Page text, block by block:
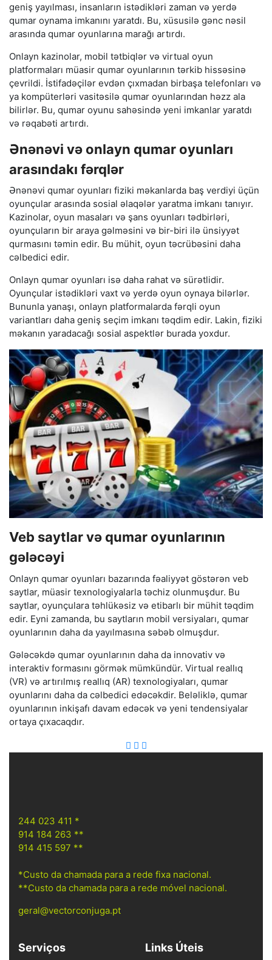
geniş yayılması, insanların istədikləri zaman və yerdə
qumar oynama imkanını yaratdı. Bu, xüsusilə gənc nəsil
arasında qumar oyunlarına marağı artırdı.
Onlayn kazinolar, mobil tətbiqlər və virtual oyun
platformaları müasir qumar oyunlarının tərkib hissəsinə
çevrildi. İstifadəçilər evdən çıxmadan birbaşa telefonları və
ya kompüterləri vasitəsilə qumar oyunlarından həzz ala
bilirlər. Bu, qumar oyunu sahəsində yeni imkanlar yaratdı
və rəqabəti artırdı.
Ənənəvi və onlayn qumar oyunları
arasındakı fərqlər
Ənənəvi qumar oyunları fiziki məkanlarda baş verdiyi üçün
oyunçular arasında sosial əlaqələr yaratma imkanı tanıyır.
Kazinolar, oyun masaları və şans oyunları tədbirləri,
oyunçuların bir araya gəlməsini və bir-biri ilə ünsiyyət
qurmasını təmin edir. Bu mühit, oyun təcrübəsini daha
cəlbedici edir.
Onlayn qumar oyunları isə daha rahat və sürətlidir.
Oyunçular istədikləri vaxt və yerdə oyun oynaya bilərlər.
Bununla yanaşı, onlayn platformalarda fərqli oyun
variantları daha geniş seçim imkanı təqdim edir. Lakin, fiziki
məkanın yaradacağı sosial aspektlər burada yoxdur.
Veb saytlar və qumar oyunlarının
gələcəyi
Onlayn qumar oyunları bazarında fəaliyyət göstərən veb
saytlar, müasir texnologiyalarla təchiz olunmuşdur. Bu
saytlar, oyunçulara təhlükəsiz və etibarlı bir mühit təqdim
edir. Eyni zamanda, bu saytların mobil versiyaları, qumar
oyunlarının daha da yayılmasına səbəb olmuşdur.
Gələcəkdə qumar oyunlarının daha da innovativ və
interaktiv formasını görmək mümkündür. Virtual reallıq
(VR) və artırılmış reallıq (AR) texnologiyaları, qumar
oyunlarını daha da cəlbedici edəcəkdir. Beləliklə, qumar
oyunlarının inkişafı davam edəcək və yeni tendensiyalar
ortaya çıxacaqdır.
244 023 411 *
914 184 263 **
914 415 597 **
*Custo da chamada para a rede fixa nacional.
**Custo da chamada para a rede móvel nacional.
geral@vectorconjuga.pt
Serviços Links Úteis